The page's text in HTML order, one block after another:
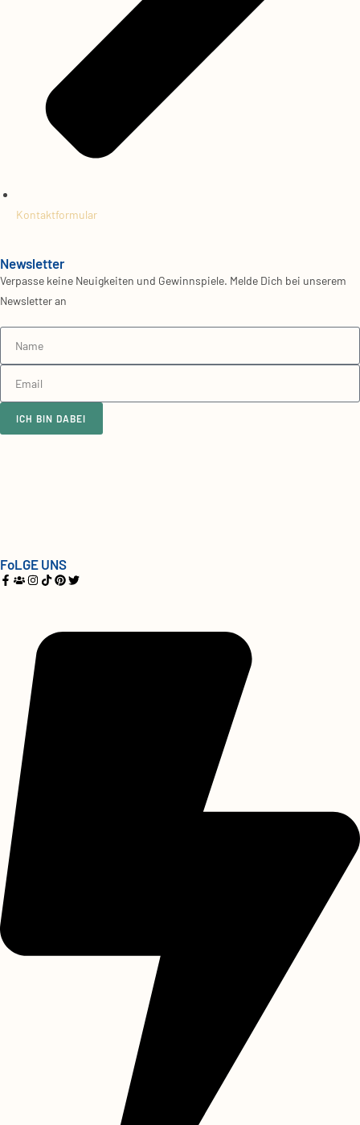
Kontaktformular
Newsletter
Verpasse keine Neuigkeiten und Gewinnspiele. Melde Dich bei unserem
Newsletter an
ICH BIN DABEI
FoLGE UNS